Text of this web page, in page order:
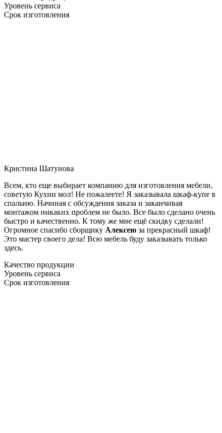
Уровень сервиса
Срок изготовления
Кристина Шатунова
Всем, кто еще выбирает компанию для изготовления мебели,
советую Кухни мол! Не пожалеете! Я заказывала шкаф-купе в
спальню. Начиная с обсуждения заказа и заканчивая
монтажом никаких проблем не было. Все было сделано очень
быстро и качественно. К тому же мне ещё скидку сделали!
Огромное спасибо сборщику Алексею за прекрасный шкаф!
Это мастер своего дела! Всю мебель буду заказывать только
здесь.
Качество продукции
Уровень сервиса
Срок изготовления